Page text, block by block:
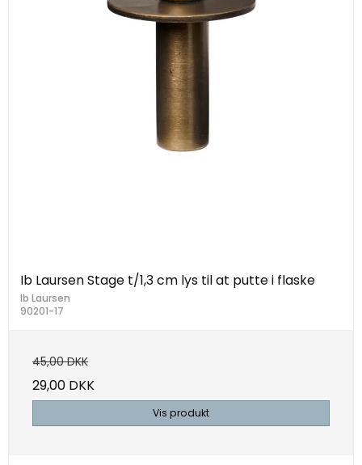
Ib Laursen Stage t/1,3 cm lys til at putte i flaske
Ib Laursen
90201-17
45,00 DKK
29,00 DKK
Vis produkt